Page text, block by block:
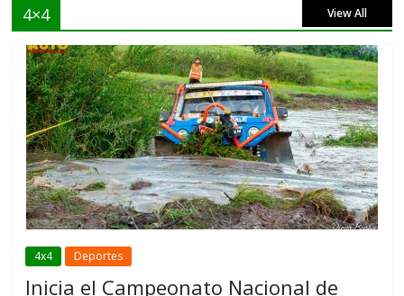
4×4 View All
4x4 Deportes
Inicia el Campeonato Nacional de